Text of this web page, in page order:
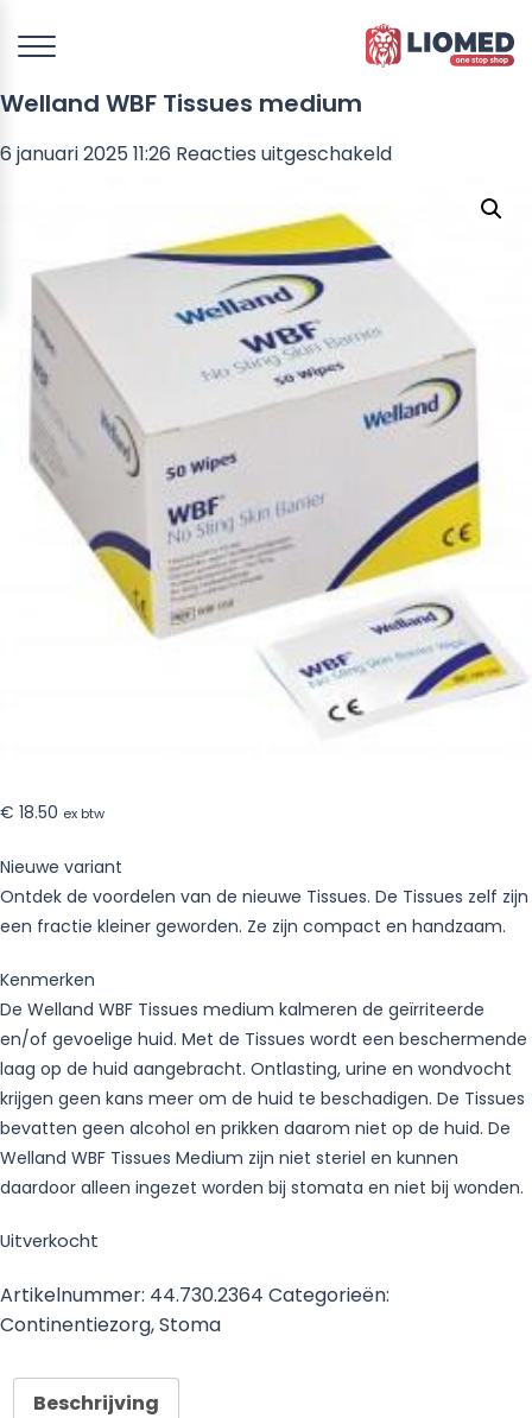
Welland WBF Tissues medium
6 januari 2025 11:26 Reacties uitgeschakeldvoor
Tissues
medium
€ 18.50 ex btw
Nieuwe variant
Ontdek de voordelen van de nieuwe Tissues. De Tissues zelf zijn
een fractie kleiner geworden. Ze zijn compact en handzaam.
Kenmerken
De Welland WBF Tissues medium kalmeren de geïrriteerde
en/of gevoelige huid. Met de Tissues wordt een beschermende
laag op de huid aangebracht. Ontlasting, urine en wondvocht
krijgen geen kans meer om de huid te beschadigen. De Tissues
bevatten geen alcohol en prikken daarom niet op de huid. De
Welland WBF Tissues Medium zijn niet steriel en kunnen
daardoor alleen ingezet worden bij stomata en niet bij wonden.
Uitverkocht
Artikelnummer: 44.730.2364 Categorieën:
Continentiezorg,Stoma
Beschrijving